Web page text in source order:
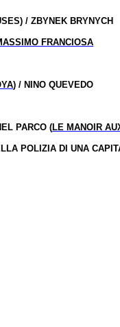
/ ZBYNEK BRYNYCH
FRANCIOSA
) / NINO QUEVEDO
PARCO (LE MANOIR
POLIZIA DI UNA